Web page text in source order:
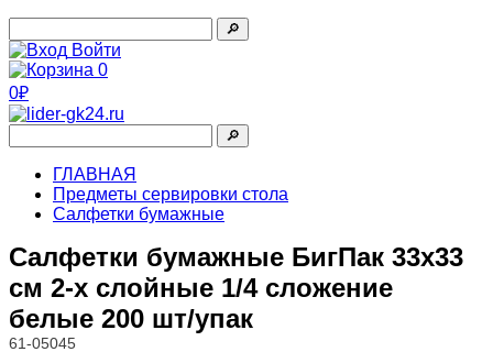
🔎︎
Войти
0
0₽
🔎︎
ГЛАВНАЯ
Предметы сервировки стола
Салфетки бумажные
Салфетки бумажные БигПак 33х33
см 2-х слойные 1/4 сложение
белые 200 шт/упак
61-05045